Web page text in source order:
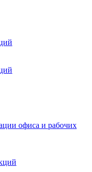
офиса и рабочих